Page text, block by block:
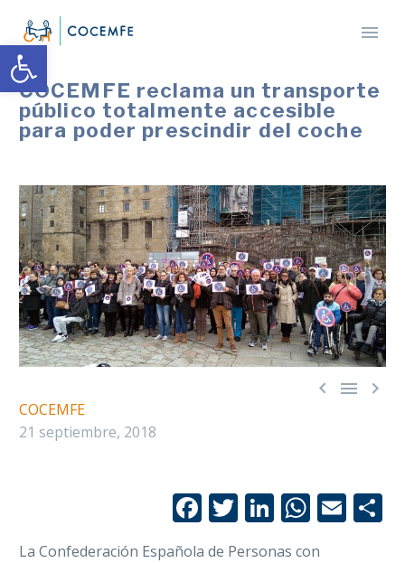
COCEMFE reclama un transporte
público totalmente accesible
para poder prescindir del coche
  
COCEMFE
21 septiembre, 2018
Facebook
Twitter
LinkedIn
La Confederación Española de Personas con
Abrir barra de herramientas